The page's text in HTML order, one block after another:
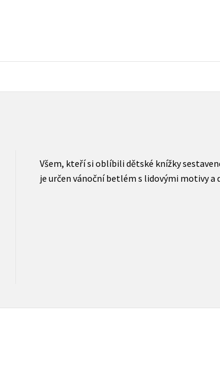
- naučná pro dospělé
- naučné pro děti
Všem, kteří si oblíbili dětské knížky
je určen vánoční betlém s lidovými motivy